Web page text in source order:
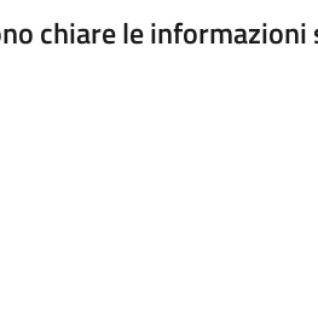
chiare le informazioni